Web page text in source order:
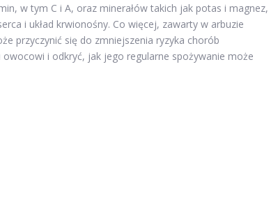
w tym C i A, oraz minerałów takich jak potas i magnez,
i układ krwionośny. Co więcej, zawarty w arbuzie
przyczynić się do zmniejszenia ryzyka chorób
i odkryć, jak jego regularne spożywanie może